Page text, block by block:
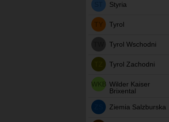
Styria
TY Tyrol
Tyrol Wschodni
Tyrol Zachodni
WKB Wilder Kaiser
Brixental
Ziemia Salzburska